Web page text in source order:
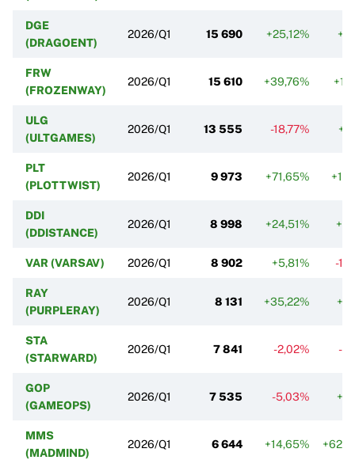
DGE
(DRAGOENT)
2026/Q1 15 690 +25,12%
FRW
(FROZENWAY)
2026/Q1 15 610 +39,76%
ULG
(ULTGAMES)
2026/Q1 13 555 -18,77%
PLT
(PLOTTWIST)
2026/Q1 9 973 +71,65%
DDI
(DDISTANCE)
2026/Q1 8 998 +24,51%
VAR (VARSAV) 2026/Q1 8 902 +5,81% -
RAY
(PURPLERAY)
2026/Q1 8 131 +35,22%
STA
(STARWARD)
2026/Q1 7 841 -2,02% -
GOP
(GAMEOPS)
2026/Q1 7 535 -5,03%
MMS
(MADMIND)
2026/Q1 6 644 +14,65%